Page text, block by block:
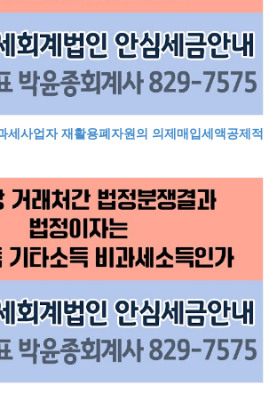
세사업자 재활용폐자원의 의제매입세액공제적